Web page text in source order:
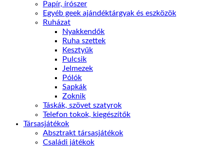
Papír, írószer
Egyéb geek ajándéktárgyak és eszközök
Ruházat
Nyakkendők
Ruha szettek
Kesztyűk
Pulcsik
Jelmezek
Pólók
Sapkák
Zoknik
Táskák, szövet szatyrok
Telefon tokok, kiegészítők
Társasjátékok
Absztrakt társasjátékok
Családi játékok